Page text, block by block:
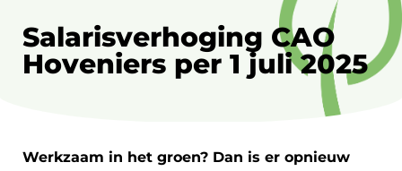
Salarisverhoging CAO
Hoveniers per 1 juli 2025
Werkzaam in het groen? Dan is er opnieuw